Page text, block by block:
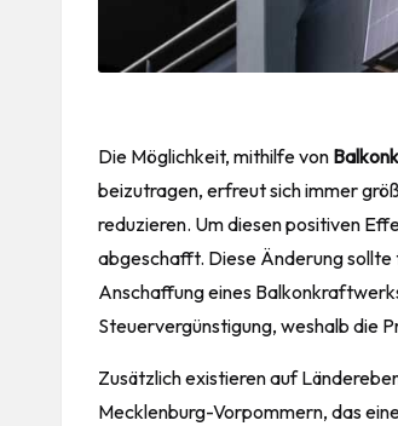
Die Möglichkeit, mithilfe von
beizutragen, erfreut sich immer
reduzieren. Um diesen positiven
abgeschafft. Diese Änderung sollte
Anschaffung eines
Steuervergünstigung, weshalb die
Zusätzlich existieren auf
Mecklenburg-Vorpommern, das